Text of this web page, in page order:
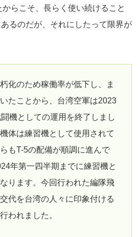
らこそ、長らく使い続けること
るのだが、それにしたって限界が
化のため稼働率が低下し、ま
たことから、台湾空軍は2023
機としての運用を終了しまし
体は練習機として使用されて
もT-5の配備が順調に進んで
年第一四半期までに練習機と
ります。今回行われた編隊飛
代を台湾の人々に印象付ける
われました。